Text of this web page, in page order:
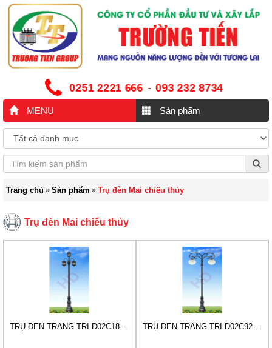
0251 2221 666 - 093 232 8734
MENU Sản phẩm
Trang chủ » Sản phẩm » Trụ đèn Mai chiếu thủy
Trụ đèn Mai chiếu thủy